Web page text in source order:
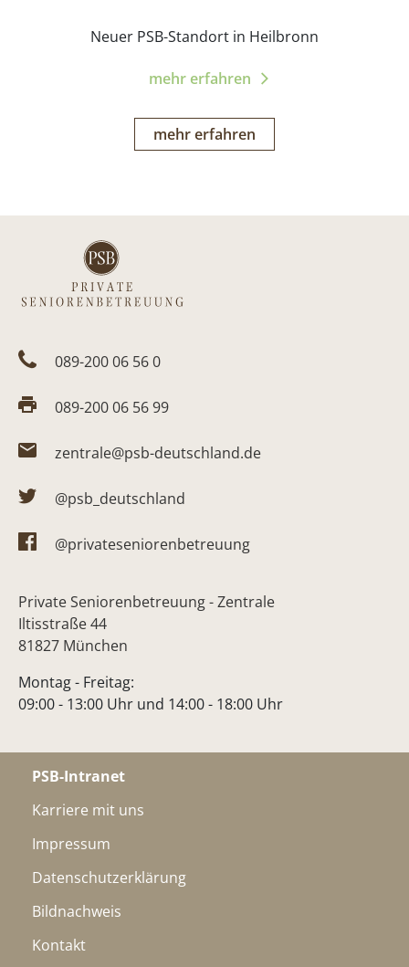
Neuer PSB-Standort in Heilbronn
mehr erfahren
mehr erfahren
089-200 06 56 0
089-200 06 56 99
zentrale@psb-deutschland.de
@psb_deutschland
@privateseniorenbetreuung
Private Seniorenbetreuung - Zentrale
Iltisstraße 44
81827 München
Montag - Freitag:
09:00 - 13:00 Uhr und 14:00 - 18:00 Uhr
PSB-Intranet
Karriere mit uns
Impressum
Datenschutzerklärung
Bildnachweis
Kontakt